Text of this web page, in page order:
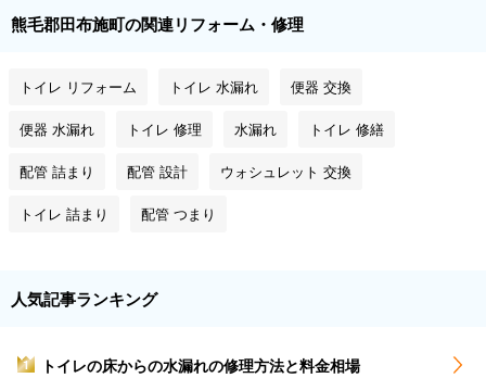
熊毛郡田布施町の関連リフォーム・修理
トイレ リフォーム トイレ 水漏れ 便器 交換
便器 水漏れ トイレ 修理 水漏れ トイレ 修繕
配管 詰まり 配管 設計 ウォシュレット 交換
トイレ 詰まり 配管 つまり
人気記事ランキング
1 トイレの床からの水漏れの修理方法と料金相場